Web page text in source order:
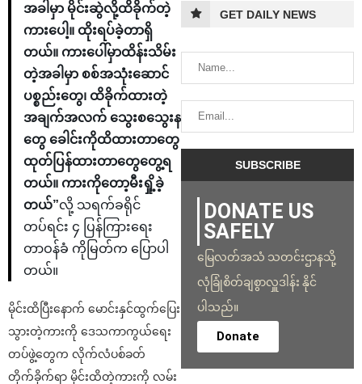
အခါမှာ မိုင်းဆွဲလို့ထိခိုက်တဲ့
ကားပေါ့။ ထိုးရပ်ခဲ့တာရှိ
တယ်။ ကားပေါ်မှာထိန်းသိမ်း
တဲ့အခါမှာ စစ်အသုံးဆောင်
ပစ္စည်းတွေ၊ ထိခိုက်ထားတဲ့
အချက်အလက် သွေးစသွေးန
တွေ ခေါင်းကိုထိထားတာတွေ
ထုတ်ပြန်ထားတာတွေတွေ့ရ
တယ်။ ကားကိုတော့မီးရှို့ခဲ့
တယ်”လို့ သရက်ခရိုင်
တပ်ရင်း ၄ ပြန်ကြားရေး
တာဝန်ခံ ကိုမြတ်က ပြောပါ
တယ်။
မိုင်းထိပြီးနောက် မောင်းနှင်ထွက်ပြေး
သွားတဲ့ကားကို ဒေသကာကွယ်ရေး
တပ်ဖွဲ့တွေက လိုက်လံပစ်ခတ်
တိုက်ခိုက်ရာ မိုင်းထိတဲ့ကားကို လမ်း
GET DAILY NEWS
DONATE US
SAFELY
မြေလတ်အသံ သတင်းဌာနသို့
လုံခြုံစိတ်ချစွာလှူဒါန်း နိုင်
ပါသည်။
Donate